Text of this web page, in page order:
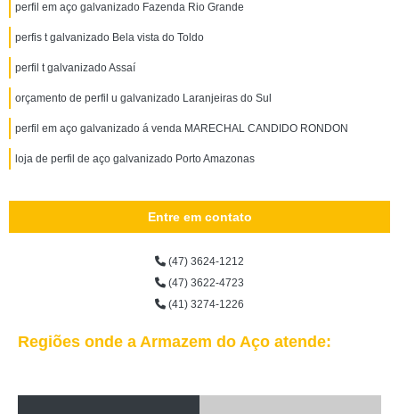
perfil em aço galvanizado Fazenda Rio Grande
perfis t galvanizado Bela vista do Toldo
perfil t galvanizado Assaí
orçamento de perfil u galvanizado Laranjeiras do Sul
perfil em aço galvanizado á venda MARECHAL CANDIDO RONDON
loja de perfil de aço galvanizado Porto Amazonas
Entre em contato
(47) 3624-1212
(47) 3622-4723
(41) 3274-1226
Regiões onde a Armazem do Aço atende: